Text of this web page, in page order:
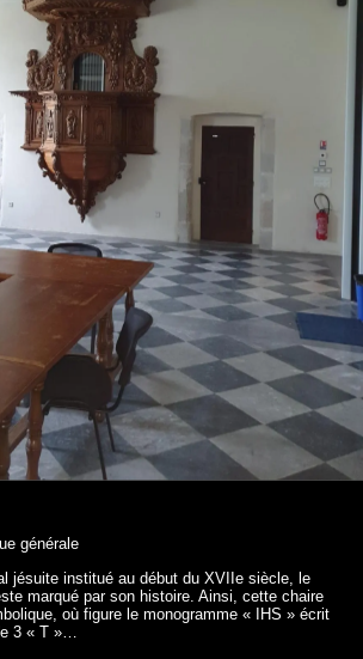
générale
jésuite institué au début du XVIIe siècle, le
marqué par son histoire. Ainsi, cette chaire
où figure le monogramme « IHS » écrit
3 « T »…